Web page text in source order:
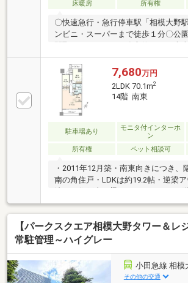
（2026年2月）
床暖房 所有権
〇快速急行・急行停車駅「相模大野
ンビニ・スーパーまで徒歩１分〇公
間取り ：３ＬＤＫ〇方位 ：南東
積 ：７４．１７㎡
7,680万円
2LDK 70.1m2
14階 南東
駐車場あり
モニタ付インターホ
ン
所有権 ペット相談可
・2011年12月築・南東向きにつき、
南の角住戸・LDKは約19.2帖・逆梁
法で、住戸内に梁はありません・15
き、眺望良好（約2.2mのハイサッ
やスカイツリーが見えます（但し、
居室+リビング部分に収納有り、収
育可能（犬・猫可、2匹まで、細則有
【パークスクエア相模大野タワー＆レ
常駐管理～ハイグレー
小田急線 相模
その他の交通